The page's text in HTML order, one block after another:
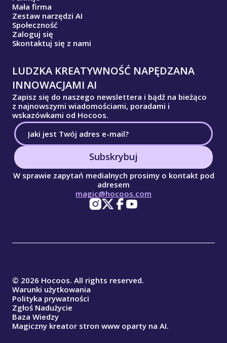
Mała firma
Zestaw narzędzi AI
Społeczność
Zaloguj się
Skontaktuj się z nami
LUDZKA KREATYWNOŚĆ NAPĘDZANA
INNOWACJAMI AI
Zapisz się do naszego newslettera i bądź na bieżąco
z najnowszymi wiadomościami, poradami i
wskazówkami od Hocoos.
Subskrybuj
W sprawie zapytań medialnych prosimy o kontakt pod
adresem
magic@hocoos.com
© 2026 Hocoos. All rights reserved.
Warunki użytkowania
Polityka prywatności
Zgłoś Nadużycie
Baza Wiedzy
Magiczny kreator stron www oparty na AI.